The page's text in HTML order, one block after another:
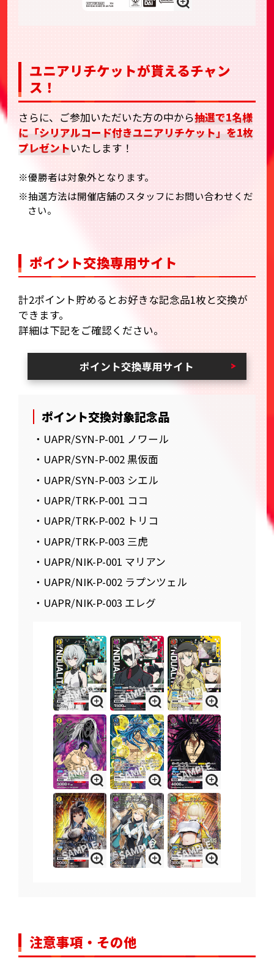
ユニアリチケットが貰えるチャン
ス！
さらに、ご参加いただいた方の中から抽選で1名様
に「シリアルコード付きユニアリチケット」を1枚
プレゼントいたします！
※優勝者は対象外となります。
※抽選方法は開催店舗のスタッフにお問い合わせくだ
さい。
ポイント交換専用サイト
計2ポイント貯めるとお好きな記念品1枚と交換が
できます。
詳細は下記をご確認ください。
ポイント交換専用サイト
ポイント交換対象記念品
・UAPR/SYN-P-001 ノワール
・UAPR/SYN-P-002 黒仮面
・UAPR/SYN-P-003 シエル
・UAPR/TRK-P-001 ココ
・UAPR/TRK-P-002 トリコ
・UAPR/TRK-P-003 三虎
・UAPR/NIK-P-001 マリアン
・UAPR/NIK-P-002 ラプンツェル
・UAPR/NIK-P-003 エレグ
注意事項・その他